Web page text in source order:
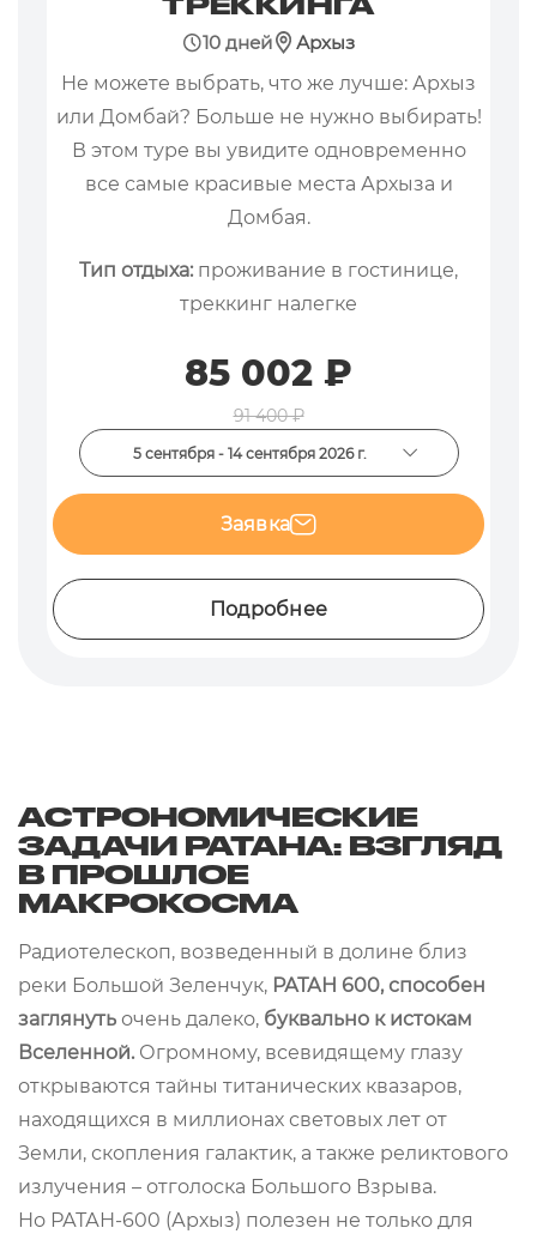
10 дней
Архыз
Не можете выбрать, что же лучше: Архыз
или Домбай? Больше не нужно выбирать!
В этом туре вы увидите одновременно
все самые красивые места Архыза и
Домбая.
Тип отдыха: проживание в гостинице,
треккинг налегке
85 002 ₽
91 400 ₽
5 сентября - 14 сентября 2026 г.
Подробнее
Заявка
АСТРОНОМИЧЕСКИЕ
ЗАДАЧИ РАТАНА: ВЗГЛЯД
В ПРОШЛОЕ
МАКРОКОСМА
Радиотелескоп, возведенный в долине близ
реки Большой Зеленчук, РАТАН 600, способен
заглянуть очень далеко, буквально к истокам
Вселенной. Огромному, всевидящему глазу
открываются тайны титанических квазаров,
находящихся в миллионах световых лет от
Земли, скопления галактик, а также реликтового
излучения – отголоска Большого Взрыва.
Но РАТАН-600 (Архыз) полезен не только для